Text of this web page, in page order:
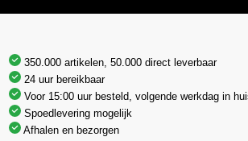
350.000 artikelen, 50.000 direct leverbaar
24 uur bereikbaar
Voor 15:00 uur besteld, volgende werkdag in
Spoedlevering mogelijk
Afhalen en bezorgen